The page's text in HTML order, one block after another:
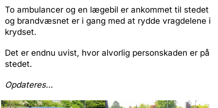
To ambulancer og en lægebil er ankommet til stedet
og brandvæsnet er i gang med at rydde vragdelene i
krydset.
Det er endnu uvist, hvor alvorlig personskaden er på
stedet.
Opdateres…